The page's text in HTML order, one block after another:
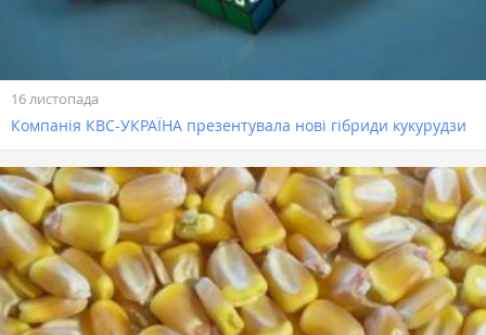
16 листопада
Компанія КВС-УКРАЇНА презентувала нові гібриди кукурудзи